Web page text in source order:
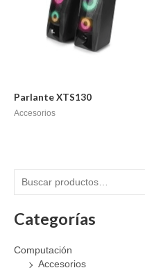
Categorías
Computación
Accesorios
Parlante XTS130
Accesorios